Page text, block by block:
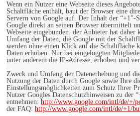
Wenn ein Nutzer eine Webseite dieses
Schaltfläche enthält, baut der Browser eine
Servern von Google auf. Der Inhalt der “+1″-
Google direkt an seinen Browser übermittelt
Webseite eingebunden. der Anbieter hat daher
Umfang der Daten, die Google mit der
werden ohne einen Klick auf die Schaltfläche
Daten erhoben. Nur bei eingeloggten
unter anderem die IP-Adresse, erhoben und
Zweck und Umfang der Datenerhebung und
Nutzung der Daten durch Google sowie Ihre
Einstellungsmöglichkeiten zum Schutz Ihrer
Nutzer Googles Datenschutzhinweisen zu der
entnehmen: http://www.google.com/intl/de/+/
der FAQ: http://www.google.com/intl/de/+1/